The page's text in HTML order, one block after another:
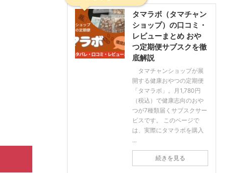
タマラボ（タマチャン
ショップ）の口コミ・
レビューまとめ おや
つ定期便サブスクを徹
底解説
タマチャンショップが展
開する健康おやつの定期便
「タマラボ」。月1,780円
（税込）で健康志向のおや
つが7種類届くサブスクサー
ビスです。 このページで
は、実際にタマラボを購入
...
続きを見る